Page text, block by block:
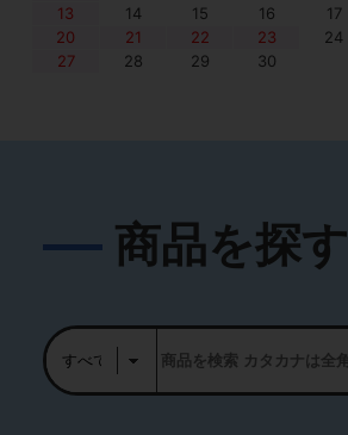
13
14 15 16 17
20
21 22 23 24
27
28 29 30
商品を探す